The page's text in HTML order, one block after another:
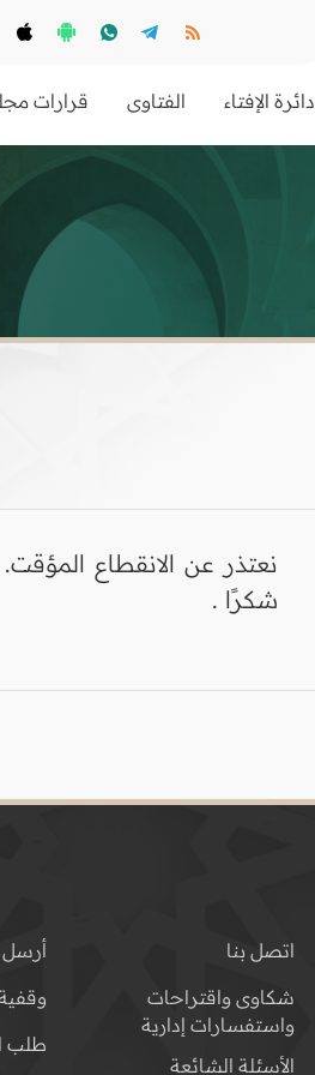
دائرة الإفتاء الفتاوى قرارات
نعتذر عن الانقطاع
شكرًا .
اتصل بنا
شكاوى واقتراحات
واستفسارات إدارية
الأسئلة الشائعة
طلب